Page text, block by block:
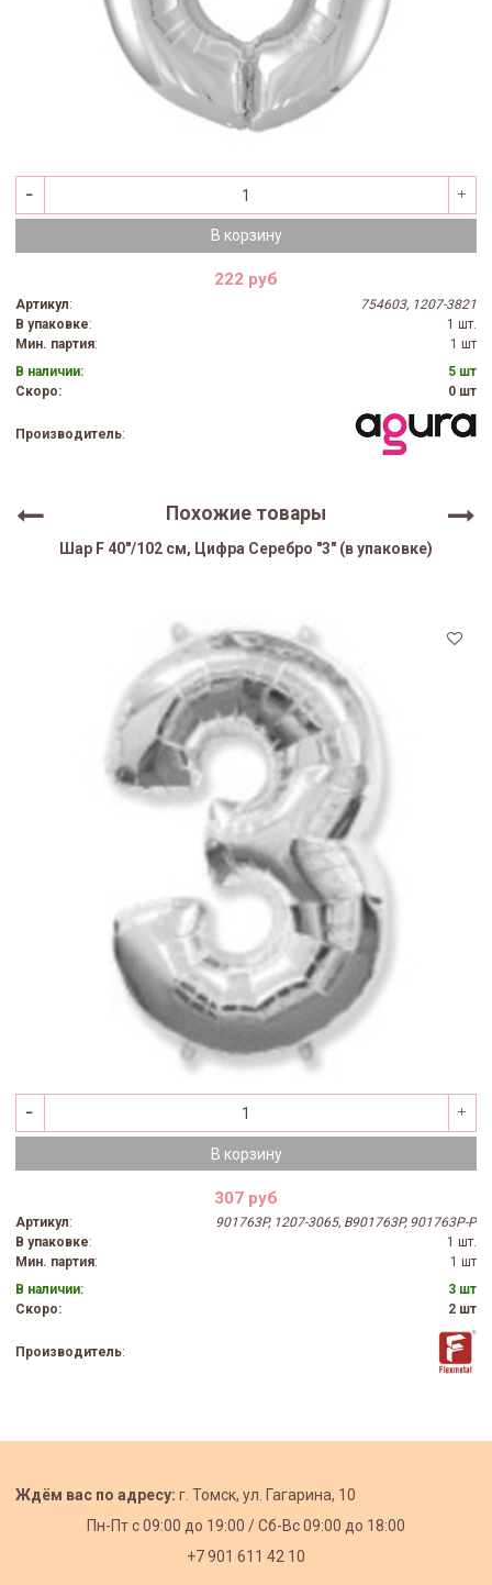
В корзину
222 руб
Артикул:
754603, 1207-3821
В упаковке:
1 шт.
Мин. партия:
1 шт
В наличии:
5 шт
Скоро:
0 шт
Производитель:
Похожие товары
Шар F 40"/102 см, Цифра Серебро "3" (в упаковке)
В корзину
307 руб
Артикул:
901763P, 1207-3065, B901763P, 901763P-P
В упаковке:
1 шт.
Мин. партия:
1 шт
В наличии:
3 шт
Скоро:
2 шт
Производитель:
Ждём вас по адресу: г. Томск, ул. Гагарина, 10
Пн-Пт с09:00 до 19:00 /Сб-Вс 09:00 до 18:00
+7 901 611 42 10